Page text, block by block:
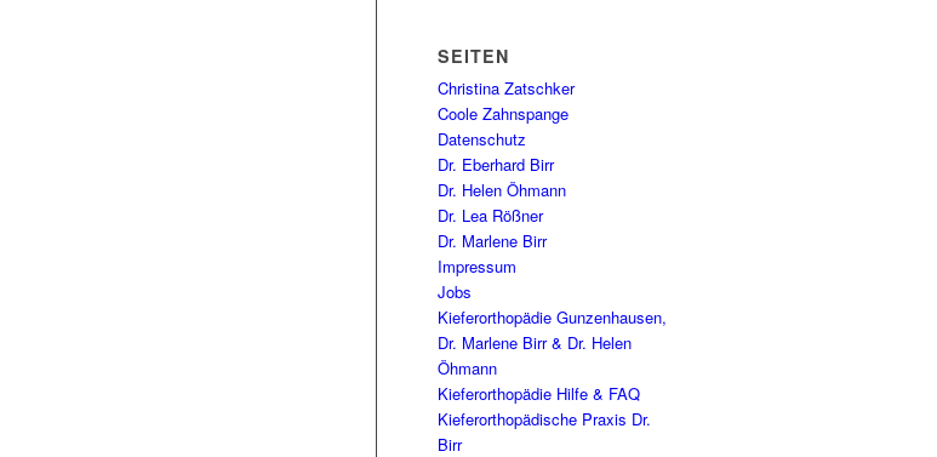
SEITEN
Christina Zatschker
Coole Zahnspange
Datenschutz
Dr. Eberhard Birr
Dr. Helen Öhmann
Dr. Lea Rößner
Dr. Marlene Birr
Impressum
Jobs
Kieferorthopädie Gunzenhausen,
Dr. Marlene Birr & Dr. Helen
Öhmann
Kieferorthopädie Hilfe & FAQ
Kieferorthopädische Praxis Dr.
Birr